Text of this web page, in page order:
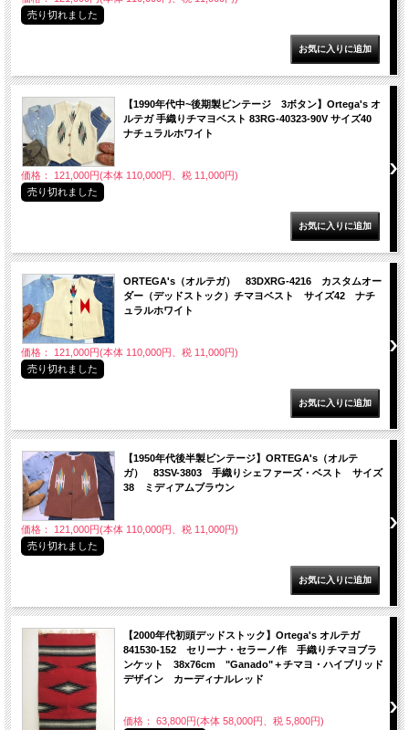
売り切れました
【1990年代中~後期製ビンテージ 3ボタン】Ortega's オ
ルテガ 手織りチマヨベスト 83RG-40323-90V サイズ40
ナチュラルホワイト
価格： 121,000円(本体 110,000円、税 11,000円)
売り切れました
ORTEGA's（オルテガ） 83DXRG-4216 カスタムオー
ダー（デッドストック）チマヨベスト サイズ42 ナチ
ュラルホワイト
価格： 121,000円(本体 110,000円、税 11,000円)
売り切れました
【1950年代後半製ビンテージ】ORTEGA's（オルテ
ガ） 83SV-3803 手織りシェファーズ・ベスト サイズ
38 ミディアムブラウン
価格： 121,000円(本体 110,000円、税 11,000円)
売り切れました
【2000年代初頭デッドストック】Ortega's オルテガ
841530-152 セリーナ・セラーノ作 手織りチマヨブラ
ンケット 38x76cm "Ganado"＋チマヨ・ハイブリッド
デザイン カーディナルレッド
価格： 63,800円(本体 58,000円、税 5,800円)